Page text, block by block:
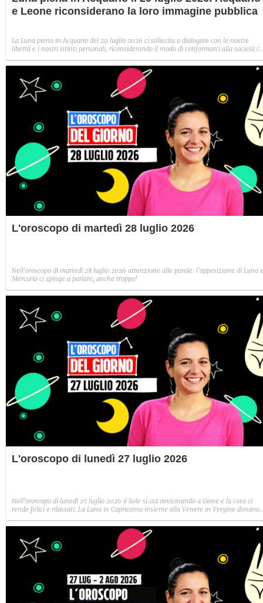
e Leone riconsiderano la loro immagine pubblica
La Luna piena in Acquario del 29 luglio 2026 ci sollecita a dialogare con le nostre
libertà e i nostri istinti personali, riconsiderando il modo di conformarci alla società
Toro e Scorpione.
L'oroscopo di martedì 28 luglio 2026
Nell'oroscopo di martedì 28 luglio 2026 attenzione alle parole: l'opposizione di Luna e
Mercurio ci spinge a parlare, anche troppo!
L'oroscopo di lunedì 27 luglio 2026
Nell'oroscopo di lunedì 27 luglio 2026 il Sole si sta avvicinando a Giove e la cosa ci
rende felici e rilassati. La Luna in Capricorno insieme alla Venere in Vergine donano
Capricorno.